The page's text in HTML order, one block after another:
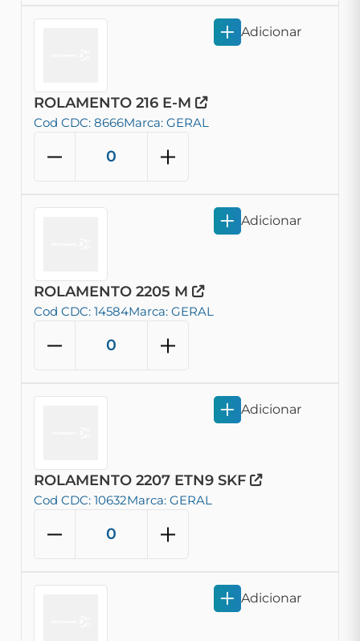
ROLAMENTO 216 E-M
Cod CDC: 8666Marca: GERAL
Adicionar
ROLAMENTO 2205 M
Cod CDC: 14584Marca: GERAL
Adicionar
ROLAMENTO 2207 ETN9 SKF
Cod CDC: 10632Marca: GERAL
Adicionar
Adicionar